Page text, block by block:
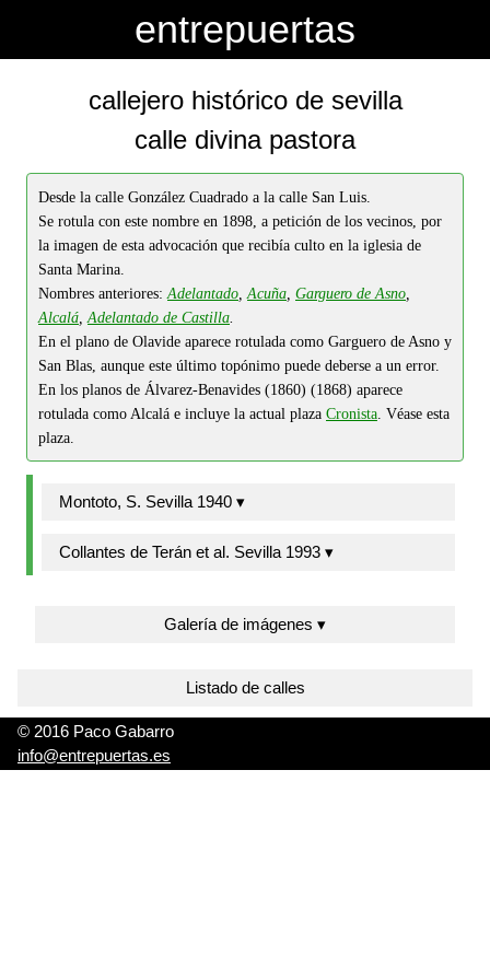
entrepuertas
callejero histórico de sevilla
calle divina pastora
Desde la calle González Cuadrado a la calle San Luis.
Se rotula con este nombre en 1898, a petición de los vecinos, por
la imagen de esta advocación que recibía culto en la iglesia de
Santa Marina.
Nombres anteriores:Adelantado,Acuña, Garguero de Asno,
Alcalá,Adelantado de Castilla.
En el plano de Olavide aparece rotulada como Garguero de Asno y
San Blas, aunque este último topónimo puede deberse a un error.
En los planos de Álvarez-Benavides (1860) (1868) aparece
rotulada como Alcalá e incluye la actual plaza Cronista. Véase esta
plaza.
Montoto, S. Sevilla 1940 ▾
Collantes de Terán et al. Sevilla 1993 ▾
Galería de imágenes ▾
Listado de calles
© 2016 Paco Gabarro
info@entrepuertas.es